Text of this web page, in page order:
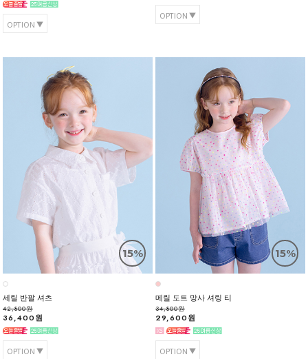
OPTION
OPTION
15%
세릴 반팔 셔츠
42,800원
36,400원
OPTION
15%
메릴 도트 망사 셔링 티
34,800원
29,600원
OPTION